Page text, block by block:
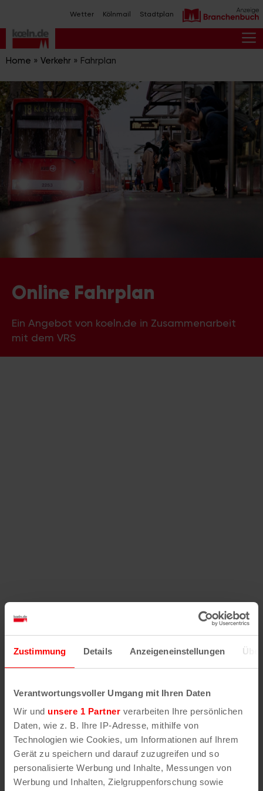
Zustimmung Details Anzeigeneinstellungen
Verantwortungsvoller Umgang mit Ihren Daten
Wir und unsere 1 Partner verarbeiten Ihre persönlichen
Daten, wie z. B. Ihre IP-Adresse, mithilfe von
Technologien wie Cookies, um Informationen auf Ihrem
Gerät zu speichern und darauf zuzugreifen und so
personalisierte Werbung und Inhalte, Messungen von
Werbung und Inhalten, Zielgruppenforschung sowie
Inhalt
springen
Wetter Kölnmail Stadtplan
Home » Verkehr » Fahrplan
Online Fahrplan
Ein Angebot von koeln.de in Zusammenarbeit
mit dem VRS